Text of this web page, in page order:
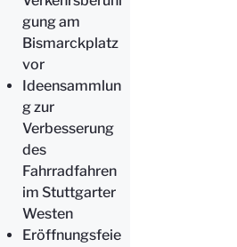
gung am
Bismarckplatz
vor
Ideensammlun
g zur
Verbesserung
des
Fahrradfahren
im Stuttgarter
Westen
Eröffnungsfeie